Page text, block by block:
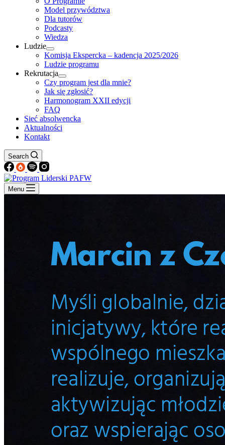
Model przywództwa
Dla tutorów
Podcasty
Wiedza
Ludzie
Komisja Ekspercka – kadencja 2025/2026
Ludzie programu
Rekrutacja
Czy program jest dla mnie?
Jak się zgłosić?
Harmonogram XXII edycji
FAQ
Sieć absolwencka
Aktualności
Kontakt
Search
Menu